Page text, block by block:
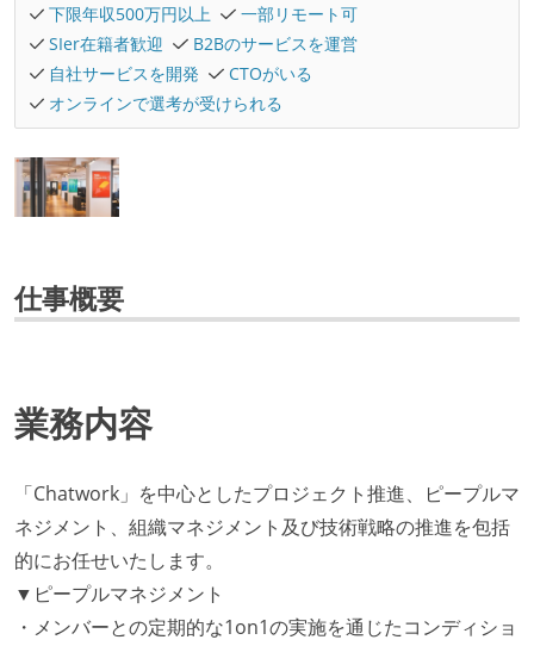
下限年収500万円以上
一部リモート可
SIer在籍者歓迎
B2Bのサービスを運営
自社サービスを開発
CTOがいる
オンラインで選考が受けられる
仕事概要
業務内容
「Chatwork」を中心としたプロジェクト推進、ピープルマ
ネジメント、組織マネジメント及び技術戦略の推進を包括
的にお任せいたします。
▼ピープルマネジメント
・メンバーとの定期的な1on1の実施を通じたコンディショ